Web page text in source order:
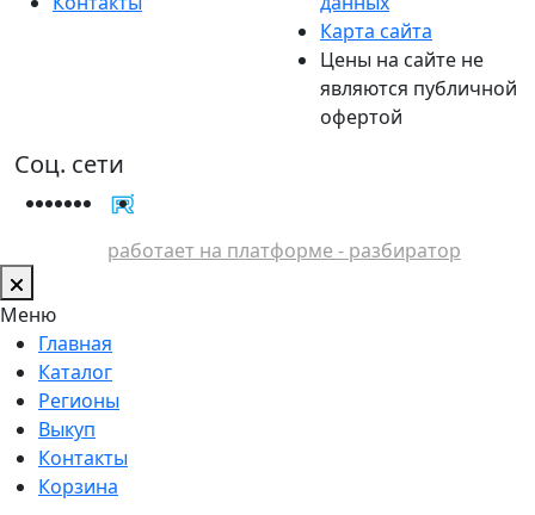
Карта сайта
Цены на сайте не
являются публичной
офертой
Соц. сети
работает на платформе - разбиратор
Меню
Главная
Каталог
Регионы
Выкуп
Контакты
Корзина